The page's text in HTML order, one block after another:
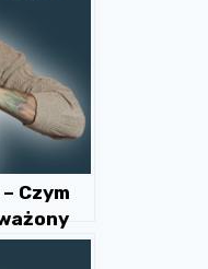
Czym